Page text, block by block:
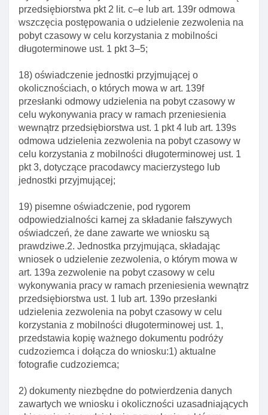
przedsiębiorstwa pkt 2 lit. c–e lub art. 139r odmowa
wszczęcia postępowania o udzielenie zezwolenia na
pobyt czasowy w celu korzystania z mobilności
długoterminowe ust. 1 pkt 3–5;
18) oświadczenie jednostki przyjmującej o
okolicznościach, o których mowa w art. 139f
przesłanki odmowy udzielenia na pobyt czasowy w
celu wykonywania pracy w ramach przeniesienia
wewnątrz przedsiębiorstwa ust. 1 pkt 4 lub art. 139s
odmowa udzielenia zezwolenia na pobyt czasowy w
celu korzystania z mobilności długoterminowej ust. 1
pkt 3, dotyczące pracodawcy macierzystego lub
jednostki przyjmującej;
19) pisemne oświadczenie, pod rygorem
odpowiedzialności karnej za składanie fałszywych
oświadczeń, że dane zawarte we wniosku są
prawdziwe.2. Jednostka przyjmująca, składając
wniosek o udzielenie zezwolenia, o którym mowa w
art. 139a zezwolenie na pobyt czasowy w celu
wykonywania pracy w ramach przeniesienia wewnątrz
przedsiębiorstwa ust. 1 lub art. 139o przesłanki
udzielenia zezwolenia na pobyt czasowy w celu
korzystania z mobilności długoterminowej ust. 1,
przedstawia kopię ważnego dokumentu podróży
cudzoziemca i dołącza do wniosku:1) aktualne
fotografie cudzoziemca;
2) dokumenty niezbędne do potwierdzenia danych
zawartych we wniosku i okoliczności uzasadniających
czasowy ze względu na okolicznośCI wymagające
krótkotrwałego pobytu na terytorium rp
Art. 185. Przesłanki cofnięcia zezwolenia na pobyt
krótkotrwałego pobytu na terytorium rp
Rozdział 10a. Zezwolenie na pobyt czasowy ze
względu na pracę sezonową
Art. 185a. Zezwolenie na pobyt czasowy ze
względu na pracę sezonową
Art. 185b. Odmowa zezwolenia na pobyt czasowy
ze względu na pracę sezonową
Art. 185c. Cofnięcie zezwolenia na pobyt czasowy
udzielonego ze względu na pracę sezonową
Rozdział 11. Zezwolenie na pobyt czasowy ze
względu na inne okolicznośCI
Art. 186. Przesłanki obligatoryjnego udzielenia
zezwolenia na pobyt czasowy ze względu na inne
okolicznośCI
Art. 187. Przesłanki fakultatywnego udzielenia
zezwolenia na pobyt czasowy ze względu na inne
okolicznośCI
Art. 188. Warunki udzielenia zezwolenia na pobyt
czasowy ze względu na inne okolicznośCI
zezwolenia na pobyt czasowy ze względu na inne
okolicznośCI